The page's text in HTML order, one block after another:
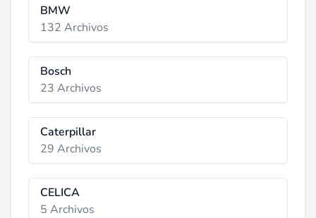
BMW
132 Archivos
Bosch
23 Archivos
Caterpillar
29 Archivos
CELICA
5 Archivos